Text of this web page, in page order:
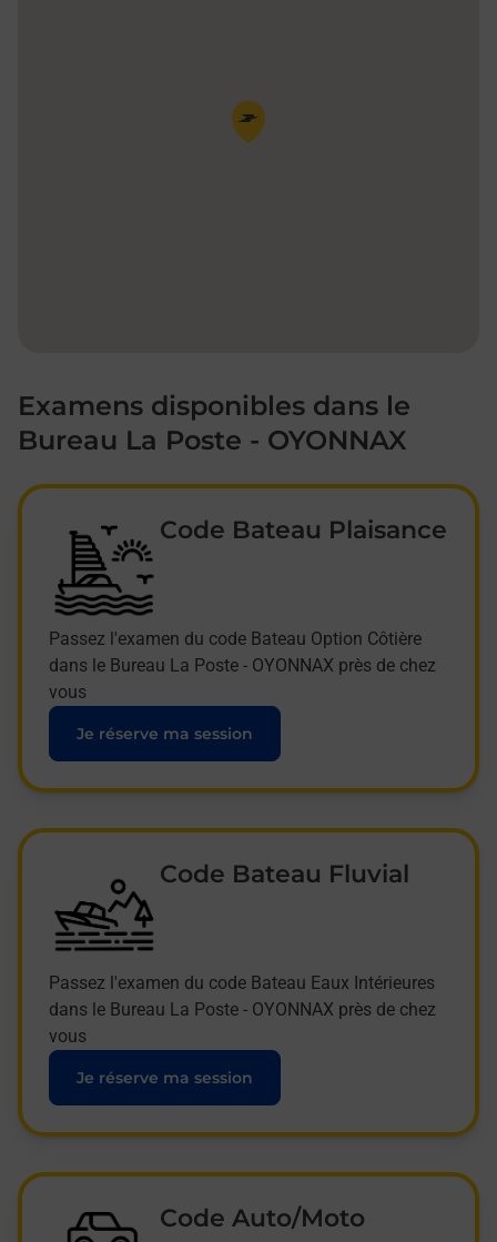
Pin de la carte
Examens disponibles dans le
Bureau La Poste - OYONNAX
Code Bateau Plaisance
Passez l'examen du code Bateau Option Côtière
dans le Bureau La Poste - OYONNAX près de chez
vous
Je réserve ma session
Code Bateau Fluvial
Passez l'examen du code Bateau Eaux Intérieures
dans le Bureau La Poste - OYONNAX près de chez
vous
Je réserve ma session
Code Auto/Moto